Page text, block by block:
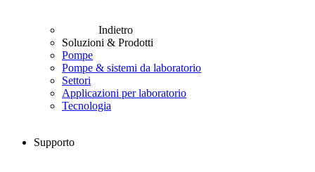
Indietro
Soluzioni & Prodotti
Pompe
Pompe & sistemi da laboratorio
Settori
Applicazioni per laboratorio
Tecnologia
Supporto